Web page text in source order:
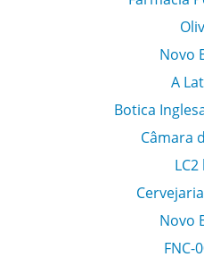
Novo
A
Botica
Câmara
Novo
FNC-